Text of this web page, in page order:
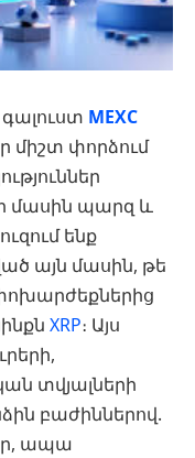
MEXC
միշտ փորձում
մասին պարզ և
ենք
այն մասին, թե
փոխարժեքներից
XRP։ Այս
տվյալների
բաժիններով.
ապա